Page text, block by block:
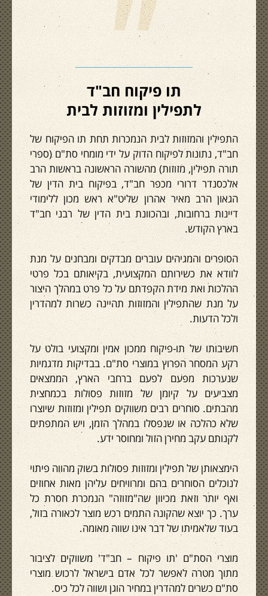
"
תו פיקוח חב"ד
לתפילין ומזוזות לבית
התפילין והמזוזות לבית הנמכרות תחת תו הפיקוח של
חב"ד, נתונות לפיקוח הדוק על ידי מומחי סת"ם (ספרי
תורה תפילין, מזוזות) מהשורה הראשונה בראשות הרב
אלכסנדר דרורי מכפר חב"ד, בפיקוח בית הדין של
הגאון הרב מאיר אהרון שליט"א ראש מכון ללימודי
דיינות ברחובות, ובהכוונת בית הדין של רבני חב"ד
בארץ הקודש.
הסופרים והמגיהים עוברים מבדקים ומבחנים על מנת
לוודא את כשירותם המקצועית, בקיאותם בכל פרטי
ההלכות ואת מידת הקפדתם על כל פרט במהלך היצור
על מנת שהתפילין והמזוזות תהיינה כשרות למהדרין
ולכל הדעות.
חשיבותו של תו-פיקוח ממכון אמין ומקצועי בולט על
רקע המסחר הפרוץ במוצרי סת"ם. בבדיקות מדגמיות
שנערכות מפעם לפעם ברחבי הארץ, הממצאים
מצביעים על קיומן של מזוזות פסולות בכמחצית
מהבתים. סוחרים רבים משווקים תפילין ומזוזות שיוצרו
שלא כהלכה או שנפסלו במהלך הזמן, ויש המתפתים
לקנותם עקב מחירן הזול ומחוסר ידע.
הימצאותן של תפילין ומזוזות פסולות בשוק מהווה פיתוי
לנוכלים הסוחרים בהם ומרוויחים עליהן מאות אחוזים
ואף יותר וזאת מכיוון שה"מזוזה" הנמכרת חסרת כל
ערך. כך יוצא שהקונה התמים רכש מוצר לכאורה בזול,
בעוד שלאמיתו של דבר אינו שווה מאומה.
מוצרי הסת"ם 'תו פיקוח – חב"ד' משווקים לציבור
מתוך מטרה לאפשר לכל אדם בישראל לרכוש מוצרי
סת"ם כשרים למהדרין במחיר הוגן ושווה לכל כיס.